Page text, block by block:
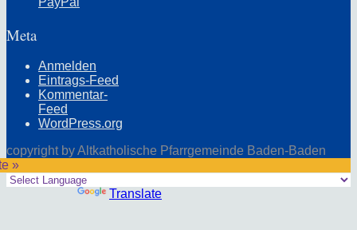
Meta
Anmelden
Eintrags-Feed
Kommentar-
Feed
WordPress.org
copyright by Altkatholische Pfarrgemeinde Baden-Baden
»
Translate